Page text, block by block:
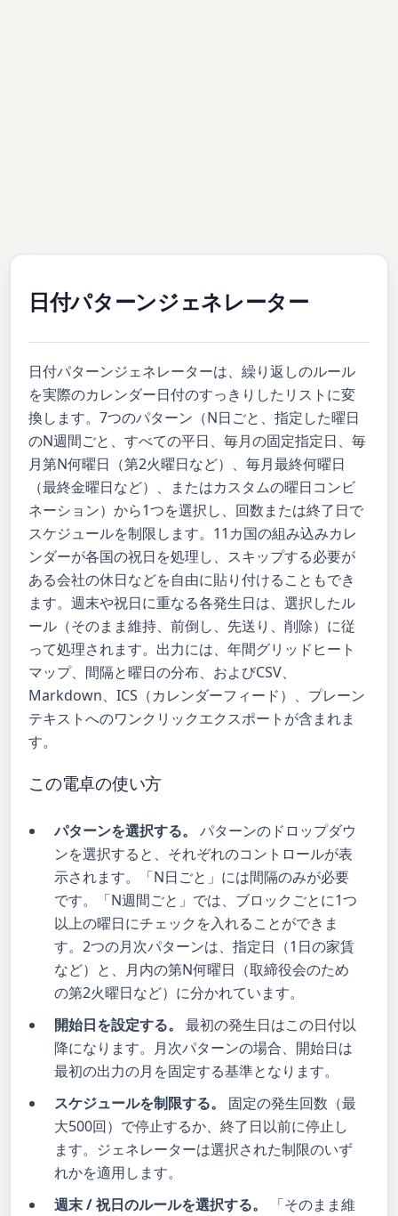
日付パターンジェネレーター
日付パターンジェネレーターは、繰り返しのルール
を実際のカレンダー日付のすっきりしたリストに変
換します。7つのパターン（N日ごと、指定した曜日
のN週間ごと、すべての平日、毎月の固定指定日、毎
月第N何曜日（第2火曜日など）、毎月最終何曜日
（最終金曜日など）、またはカスタムの曜日コンビ
ネーション）から1つを選択し、回数または終了日で
スケジュールを制限します。11カ国の組み込みカレ
ンダーが各国の祝日を処理し、スキップする必要が
ある会社の休日などを自由に貼り付けることもでき
ます。週末や祝日に重なる各発生日は、選択したル
ール（そのまま維持、前倒し、先送り、削除）に従
って処理されます。出力には、年間グリッドヒート
マップ、間隔と曜日の分布、およびCSV、
Markdown、ICS（カレンダーフィード）、プレーン
テキストへのワンクリックエクスポートが含まれま
す。
この電卓の使い方
パターンを選択する。
パターンのドロップダウ
ンを選択すると、それぞれのコントロールが表
示されます。「N日ごと」には間隔のみが必要
です。「N週間ごと」では、ブロックごとに1つ
以上の曜日にチェックを入れることができま
す。2つの月次パターンは、指定日（1日の家賃
など）と、月内の第N何曜日（取締役会のため
の第2火曜日など）に分かれています。
開始日を設定する。
最初の発生日はこの日付以
降になります。月次パターンの場合、開始日は
最初の出力の月を固定する基準となります。
スケジュールを制限する。
固定の発生回数（最
大500回）で停止するか、終了日以前に停止し
ます。ジェネレーターは選択された制限のいず
れかを適用します。
週末 / 祝日のルールを選択する。
「そのまま維